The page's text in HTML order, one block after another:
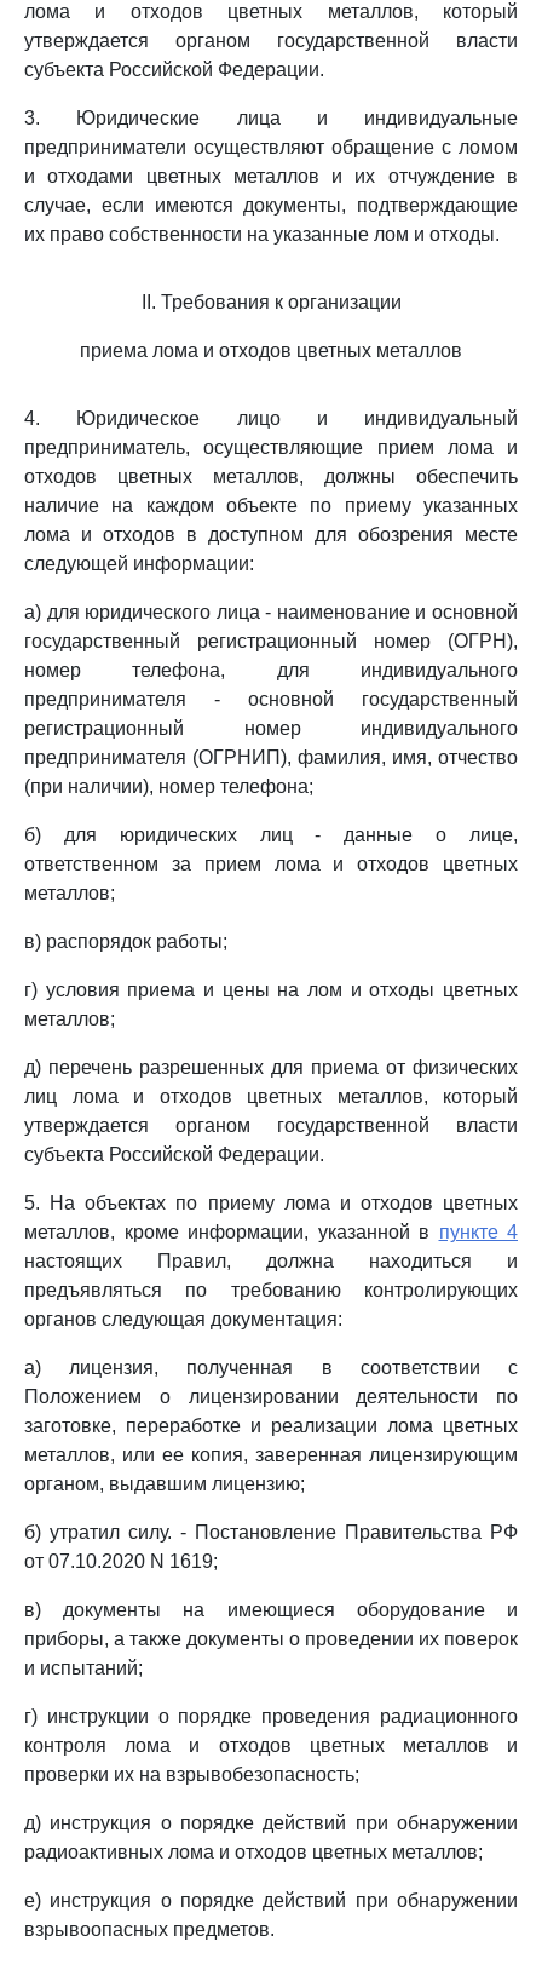
лома и отходов цветных металлов, который
утверждается органом государственной власти
субъекта Российской Федерации.
3. Юридические лица и индивидуальные
предприниматели осуществляют обращение с ломом
и отходами цветных металлов и их отчуждение в
случае, если имеются документы, подтверждающие
их право собственности на указанные лом и отходы.
II. Требования к организации
приема лома и отходов цветных металлов
4. Юридическое лицо и индивидуальный
предприниматель, осуществляющие прием лома и
отходов цветных металлов, должны обеспечить
наличие на каждом объекте по приему указанных
лома и отходов в доступном для обозрения месте
следующей информации:
а) для юридического лица - наименование и основной
государственный регистрационный номер (ОГРН),
номер телефона, для индивидуального
предпринимателя - основной государственный
регистрационный номер индивидуального
предпринимателя (ОГРНИП), фамилия, имя, отчество
(при наличии), номер телефона;
б) для юридических лиц - данные о лице,
ответственном за прием лома и отходов цветных
металлов;
в) распорядок работы;
г) условия приема и цены на лом и отходы цветных
металлов;
д) перечень разрешенных для приема от физических
лиц лома и отходов цветных металлов, который
утверждается органом государственной власти
субъекта Российской Федерации.
5. На объектах по приему лома и отходов цветных
металлов, кроме информации, указанной в пункте 4
настоящих Правил, должна находиться и
предъявляться по требованию контролирующих
органов следующая документация:
а) лицензия, полученная в соответствии с
Положением о лицензировании деятельности по
заготовке, переработке и реализации лома цветных
металлов, или ее копия, заверенная лицензирующим
органом, выдавшим лицензию;
б) утратил силу. - Постановление Правительства РФ
от 07.10.2020 N 1619;
в) документы на имеющиеся оборудование и
приборы, а также документы о проведении их поверок
и испытаний;
г) инструкции о порядке проведения радиационного
контроля лома и отходов цветных металлов и
проверки их на взрывобезопасность;
д) инструкция о порядке действий при обнаружении
радиоактивных лома и отходов цветных металлов;
е) инструкция о порядке действий при обнаружении
взрывоопасных предметов.